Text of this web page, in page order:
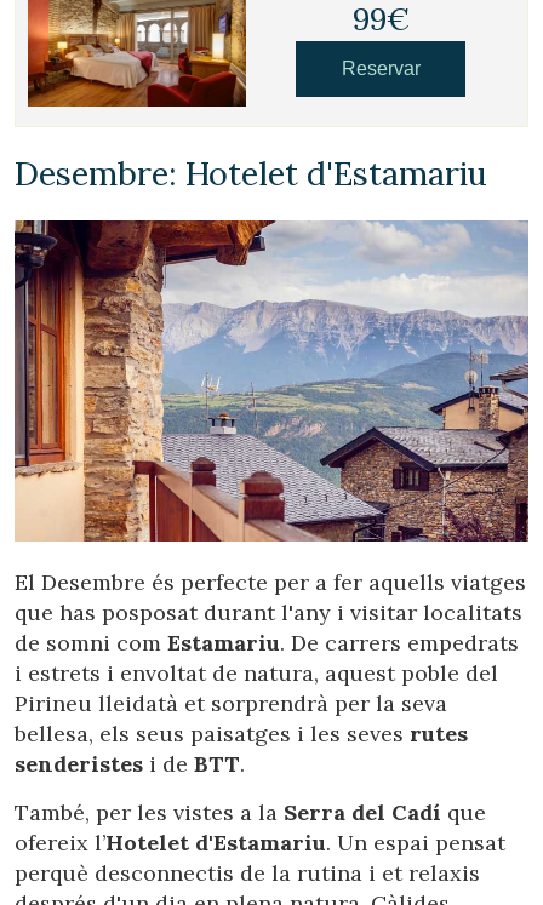
99€
Reservar
Desembre: Hotelet d'Estamariu
El Desembre és perfecte per a fer aquells viatges
que has posposat durant l'any i visitar localitats
de somni com Estamariu. De carrers empedrats
i estrets i envoltat de natura, aquest poble del
Pirineu lleidatà et sorprendrà per la seva
bellesa, els seus paisatges i les seves rutes
senderistes i de BTT.
També, per les vistes a la Serra del Cadí que
ofereix l’Hotelet d'Estamariu. Un espai pensat
perquè desconnectis de la rutina i et relaxis